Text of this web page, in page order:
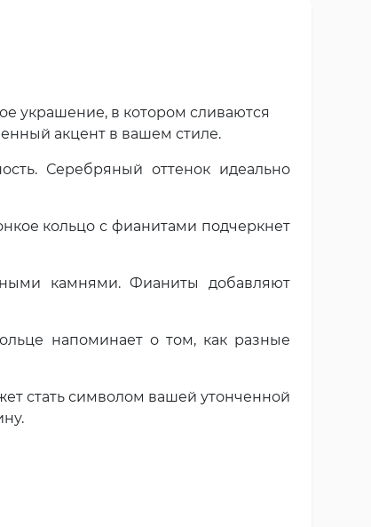
украшение, в котором сливаются
акцент в вашем стиле.
Серебряный оттенок идеально
кольцо с фианитами подчеркнет
камнями. Фианиты добавляют
напоминает о том, как разные
стать символом вашей утонченной